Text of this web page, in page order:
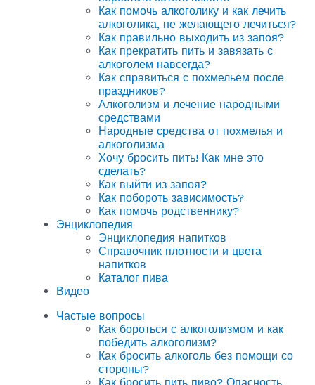
Как помочь алкоголику и как лечить
алкоголика, не желающего лечиться?
Как правильно выходить из запоя?
Как прекратить пить и завязать с
алкоголем навсегда?
Как справиться с похмельем после
праздников?
Алкоголизм и лечение народными
средствами
Народные средства от похмелья и
алкоголизма
Хочу бросить пить! Как мне это
сделать?
Как выйти из запоя?
Как побороть зависимость?
Как помочь родственнику?
Энциклопедия
Энциклопедия напитков
Справочник плотности и цвета
напитков
Каталог пива
Видео
Частые вопросы
Как бороться с алкоголизмом и как
победить алкоголизм?
Как бросить алкоголь без помощи со
стороны?
Как бросить пить пиво? Опасность